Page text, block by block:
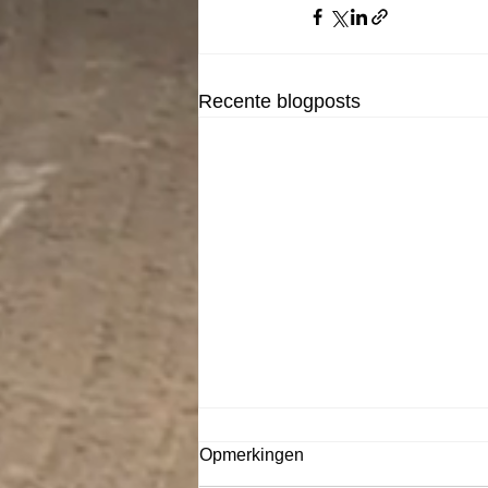
Recente blogposts
Opmerkingen